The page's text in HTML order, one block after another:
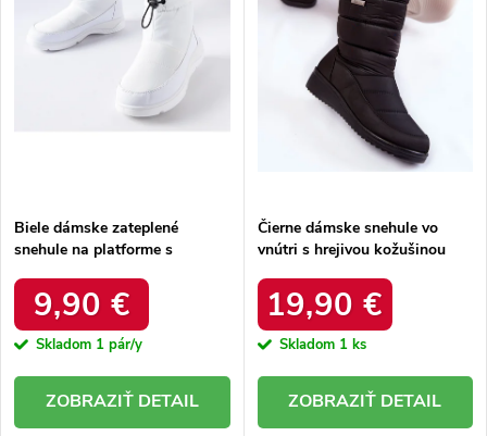
Biele dámske zateplené
snehule na platforme s
WHITE
9,90 €
Skladom 1 pár/y
DETAIL
Čierne dámske snehule vo
vnútri s hrejivou kožušinou
BLACK
19,90 €
Skladom 1 ks
DETAIL